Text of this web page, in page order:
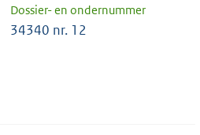
Dossier- en ondernummer
34340 nr. 12